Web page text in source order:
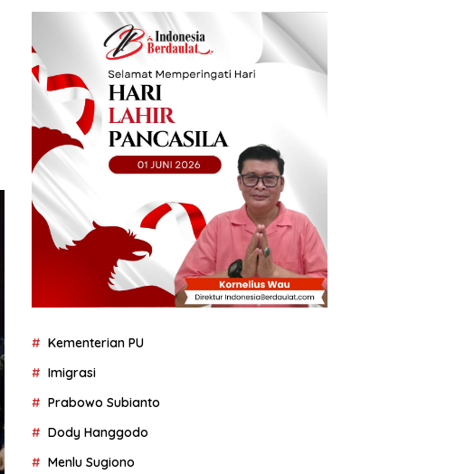
Kementerian PU
Imigrasi
Prabowo Subianto
Dody Hanggodo
Menlu Sugiono